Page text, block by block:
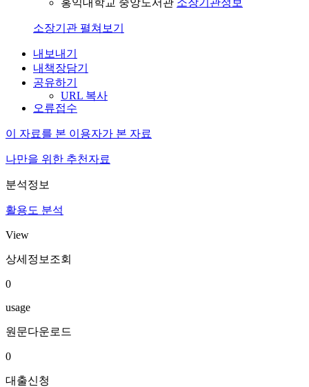
홍익대학교 중앙도서관 소장기관정보
소장기관 펼쳐보기
내보내기
내책장담기
공유하기
URL 복사
오류접수
이 자료를 본 이용자가 본 자료
나만을 위한 추천자료
분석정보
활용도 분석
View
상세정보조회
0
usage
원문다운로드
0
대출신청